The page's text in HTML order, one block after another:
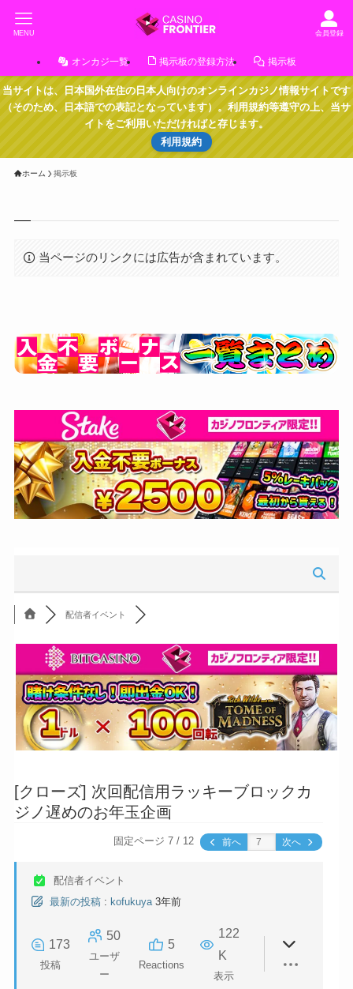
会員登録
MENU
オンカジ一覧 掲示板の登録方法 掲示板
当サイトは、日本国外在住の日本人向けのオンラインカジノ情報サイトです
（そのため、日本語での表記となっています）。利用規約等遵守の上、当サ
イトをご利用いただければと存じます。
利用規約
ホーム 掲示板
当ページのリンクには広告が含まれています。
配信者イベント
[クローズ] 次回配信用ラッキーブロックカ
ジノ遅めのお年玉企画
固定ページ 7 / 12 前へ 次へ
配信者イベント
最新の投稿 : kofukuya 3年前
173
投稿
50
ユーザ
ー
5
Reactions
122
K
表示